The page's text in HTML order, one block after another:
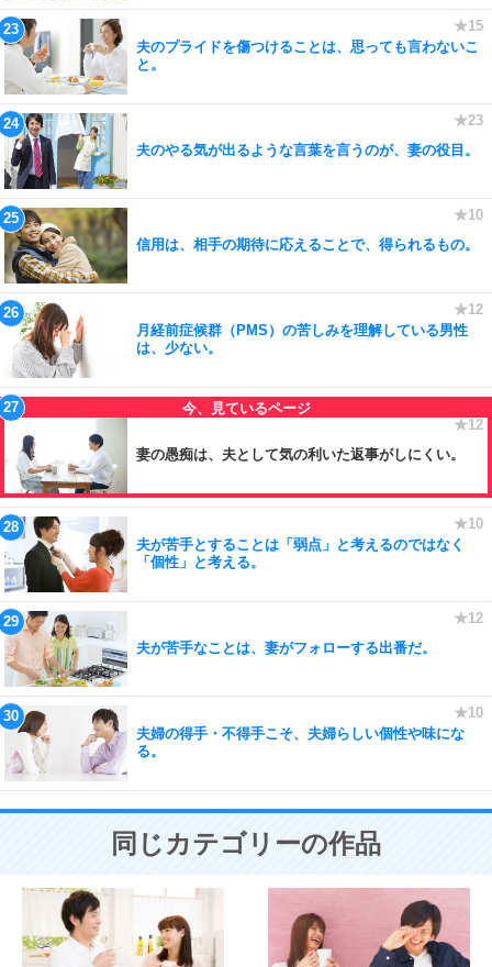
夫のプライドを傷つけることは、思っても言わないこ
と。
夫のやる気が出るような言葉を言うのが、妻の役目。
信用は、相手の期待に応えることで、得られるもの。
月経前症候群（PMS）の苦しみを理解している男性
は、少ない。
妻の愚痴は、夫として気の利いた返事がしにくい。
夫が苦手とすることは「弱点」と考えるのではなく
「個性」と考える。
夫が苦手なことは、妻がフォローする出番だ。
夫婦の得手・不得手こそ、夫婦らしい個性や味にな
る。
同じカテゴリーの作品